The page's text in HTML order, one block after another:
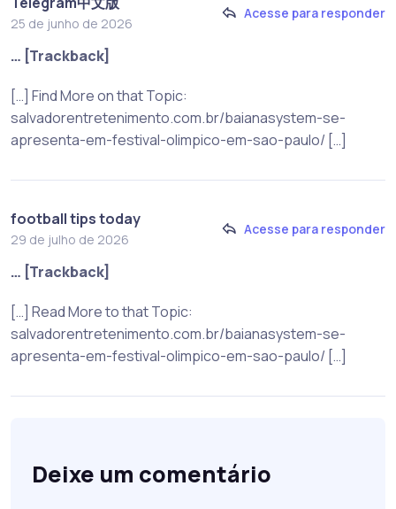
25 de junho de 2026
Acesse para responder
… [Trackback]
[…] Find More on that Topic:
salvadorentretenimento.com.br/baianasystem-se-
apresenta-em-festival-olimpico-em-sao-paulo/ […]
football tips today
29 de julho de 2026
Acesse para responder
… [Trackback]
[…] Read More to that Topic:
salvadorentretenimento.com.br/baianasystem-se-
apresenta-em-festival-olimpico-em-sao-paulo/ […]
Deixe um comentário